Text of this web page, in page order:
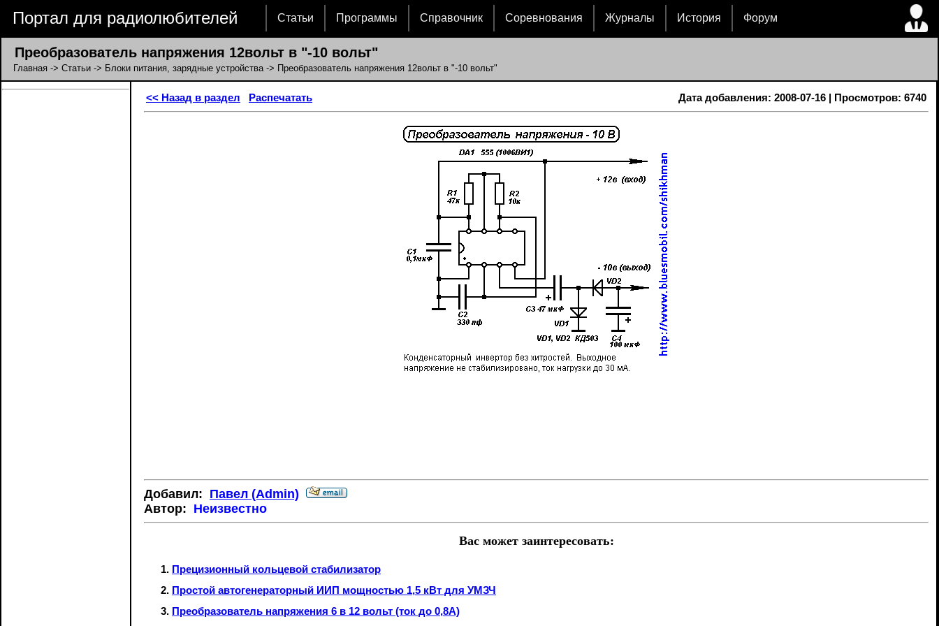
Портал для радиолюбителей Статьи Программы Справочник Соревнования Журналы История Форум
Преобразователь напряжения 12вольт в "-10 вольт"
Главная -> Статьи -> Блоки питания, зарядные устройства-> Преобразователь напряжения 12вольт в "-10 вольт"
<< Назад в раздел Распечатать Дата добавления: 2008-07-16 | Просмотров: 6740
Добавил: Павел (Admin)
Автор: Неизвестно
Вас может заинтересовать:
Прецизионный кольцевой стабилизатор
Простой автогенераторный ИИП мощностью 1,5 кВт для УМЗЧ
Преобразователь напряжения 6 в 12 вольт (ток до 0,8А)